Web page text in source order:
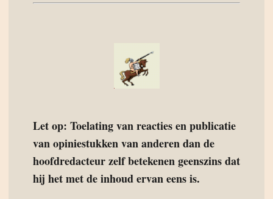
Let op: Toelating van reacties en publicatie
van opiniestukken van anderen dan de
hoofdredacteur zelf betekenen geenszins dat
hij het met de inhoud ervan eens is.